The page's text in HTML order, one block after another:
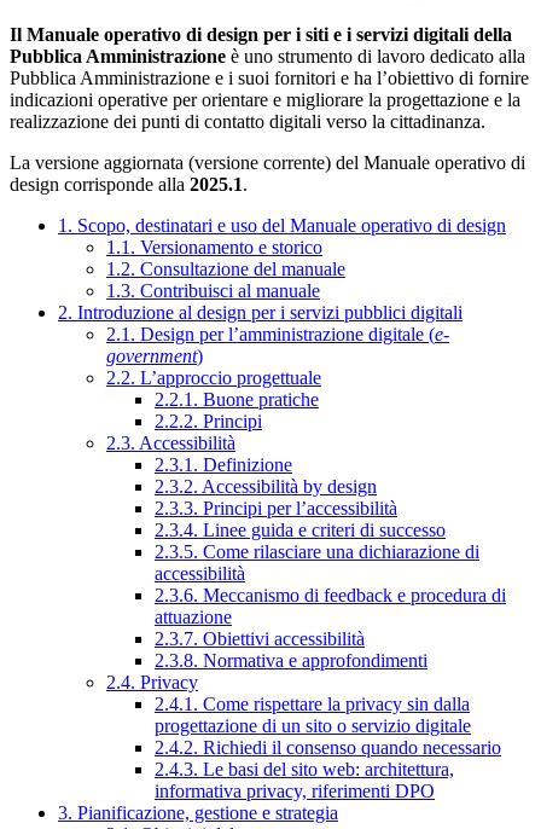
Il Manuale operativo di design per i siti e i servizi digitali della
Pubblica Amministrazione è uno strumento di lavoro dedicato alla
Pubblica Amministrazione e i suoi fornitori e ha l’obiettivo di fornire
indicazioni operative per orientare e migliorare la progettazione e la
realizzazione dei punti di contatto digitali verso la cittadinanza.
La versione aggiornata (versione corrente) del Manuale operativo di
design corrisponde alla 2025.1.
1. Scopo, destinatari e uso del Manuale operativo di design
1.1. Versionamento e storico
1.2. Consultazione del manuale
1.3. Contribuisci al manuale
2. Introduzione al design per i servizi pubblici digitali
2.1. Design per l’amministrazione digitale (e-
government)
2.2. L’approccio progettuale
2.2.1. Buone pratiche
2.2.2. Principi
2.3. Accessibilità
2.3.1. Definizione
2.3.2. Accessibilità by design
2.3.3. Principi per l’accessibilità
2.3.4. Linee guida e criteri di successo
2.3.5. Come rilasciare una dichiarazione di
accessibilità
2.3.6. Meccanismo di feedback e procedura di
attuazione
2.3.7. Obiettivi accessibilità
2.3.8. Normativa e approfondimenti
2.4. Privacy
2.4.1. Come rispettare la privacy sin dalla
progettazione di un sito o servizio digitale
2.4.2. Richiedi il consenso quando necessario
2.4.3. Le basi del sito web: architettura,
informativa privacy, riferimenti DPO
3. Pianificazione, gestione e strategia